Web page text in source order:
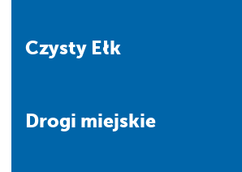
Czysty Ełk
Drogi miejskie